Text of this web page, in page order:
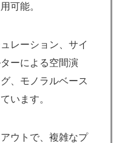
可能。
レーション、サイ
ーによる空間演
、モノラルベース
います。
ウトで、複雑なプ